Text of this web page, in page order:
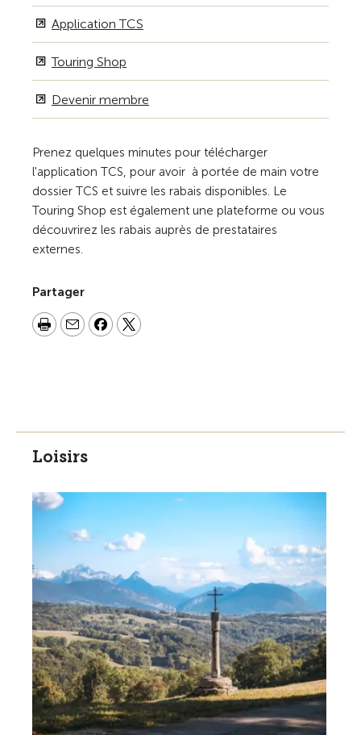
Application TCS
Touring Shop
Devenir membre
Prenez quelques minutes pour télécharger
l'application TCS, pour avoir à portée de main votre
dossier TCS et suivre les rabais disponibles. Le
Touring Shop est également une plateforme ou vous
découvrirez les rabais auprès de prestataires
externes.
Partager
Loisirs